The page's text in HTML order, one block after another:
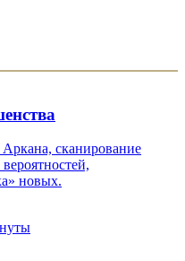
сканирование
новых.